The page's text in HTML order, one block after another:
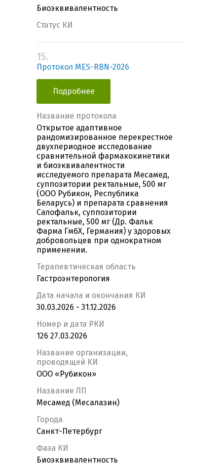
Биоэквивалентность
Статус КИ
15.
Протокол MES-RBN-2026
Подробнее
Название протокола
Открытое адаптивное
рандомизированное перекрестное
двухпериодное исследование
сравнительной фармакокинетики
и биоэквивалентности
исследуемого препарата Месамед,
суппозитории ректальные, 500 мг
(ООО Рубикон, Республика
Беларусь) и препарата сравнения
Салофальк, суппозитории
ректальные, 500 мг (Др. Фальк
Фарма ГмбХ, Германия) у здоровых
добровольцев при однократном
применении.
Терапевтическая область
Гастроэнтерология
Дата начала и окончания КИ
30.03.2026 - 31.12.2026
Номер и дата РКИ
126 27.03.2026
Название организации,
проводящей КИ
ООО «Рубикон»
Название ЛП
Месамед (Месалазин)
Города
Санкт-Петербург
Фаза КИ
Биоэквивалентность